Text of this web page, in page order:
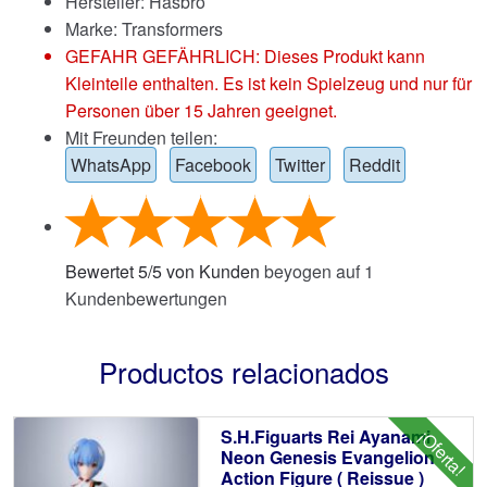
Marke: Transformers
GEFAHR GEFÄHRLICH: Dieses Produkt kann
Kleinteile enthalten. Es ist kein Spielzeug und nur für
Personen über 15 Jahren geeignet.
Mit Freunden teilen:
WhatsApp
Facebook Twitter Reddit
Bewertet5/5von Kunden beyogen auf 1
Kundenbewertungen
Productos relacionados
¡Oferta!
S.H.Figuarts Rei Ayanami
Neon Genesis Evangelion
Action Figure ( Reissue )